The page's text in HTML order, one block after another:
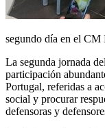
segundo día en el CM
La segunda jornada
participación
Portugal, referidas a
social y procurar
defensoras y